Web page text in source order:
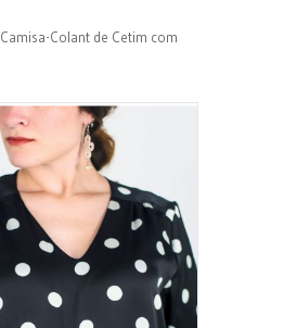
Camisa-Colant de Cetim com